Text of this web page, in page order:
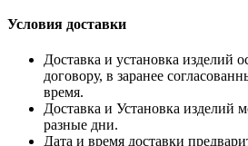
Условия доставки
Доставка и установка изделий
договору, в заранее
время.
Доставка и Установка изделий
разные дни.
Дата и время доставки